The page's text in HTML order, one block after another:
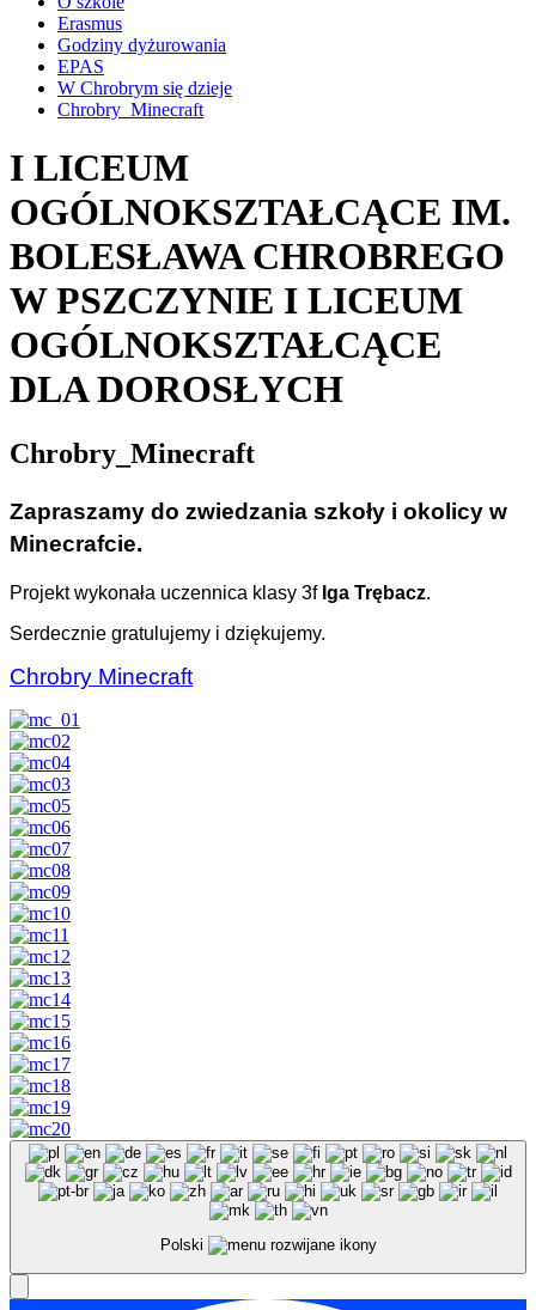
Erasmus
Godziny dyżurowania
EPAS
W Chrobrym się dzieje
Chrobry_Minecraft
I LICEUM
OGÓLNOKSZTAŁCĄCE IM.
BOLESŁAWA CHROBREGO
W PSZCZYNIE I LICEUM
OGÓLNOKSZTAŁCĄCE
DLA DOROSŁYCH
Chrobry_Minecraft
Zapraszamy do zwiedzania szkoły i okolicy w
Minecrafcie.
Projekt wykonała uczennica klasy 3f Iga Trębacz.
Serdecznie gratulujemy i dziękujemy.
Chrobry Minecraft
Polski